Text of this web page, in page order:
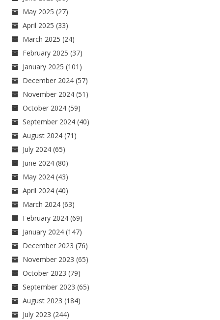
May 2025 (27)
April 2025 (33)
March 2025 (24)
February 2025 (37)
January 2025 (101)
December 2024 (57)
November 2024 (51)
October 2024 (59)
September 2024 (40)
August 2024 (71)
July 2024 (65)
June 2024 (80)
May 2024 (43)
April 2024 (40)
March 2024 (63)
February 2024 (69)
January 2024 (147)
December 2023 (76)
November 2023 (65)
October 2023 (79)
September 2023 (65)
August 2023 (184)
July 2023 (244)